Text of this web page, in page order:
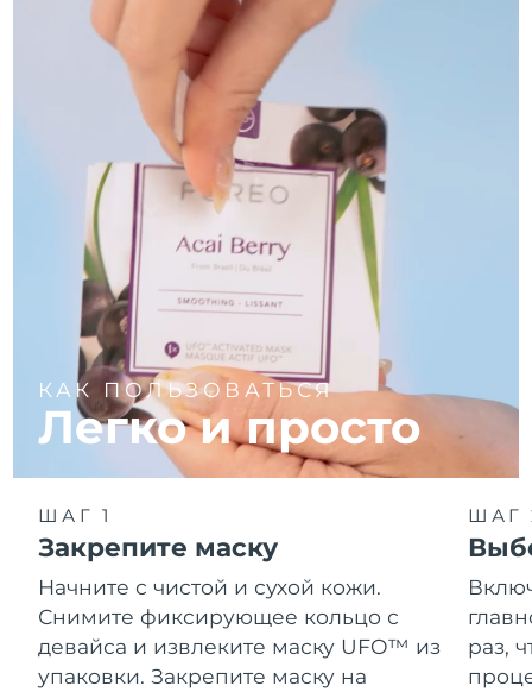
КАК ПОЛЬЗОВАТЬСЯ
Легко и просто
ШАГ 1
Закрепите маску
Начните с чистой и сухой кожи.
Снимите фиксирующее кольцо с
девайса и извлеките маску UFO™ из
упаковки. Закрепите маску на
ШАГ
раз,